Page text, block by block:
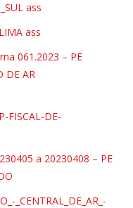
ass
ass
061.2023 – PE
DE AR
FISCAL-DE-
a 20230408 – PE
_CENTRAL_DE_AR_-